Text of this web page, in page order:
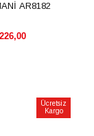
AR8182
Ücretsiz
Kargo